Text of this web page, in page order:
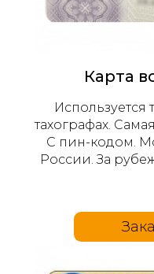
Карта
Используется
тахографах.
С пин-кодом.
России. За